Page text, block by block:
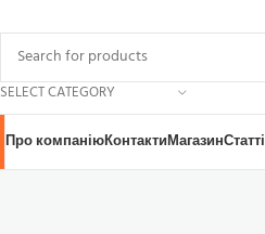
SELECT CATEGORY
Про компаніюКонтактиМагазинСтатті